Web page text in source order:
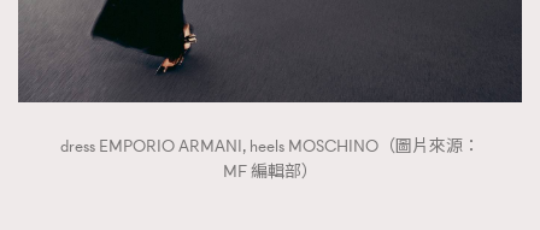
dress EMPORIO ARMANI, heels MOSCHINO（圖片來源：
MF 編輯部）